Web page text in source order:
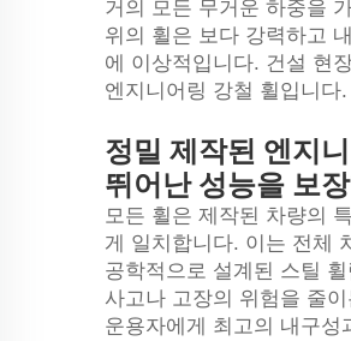
거의 모든 무거운 하중을
위의 휠은 보다 강력하고
에 이상적입니다. 건설 현
엔지니어링 강철 휠입니다.
정밀 제작된 엔지
뛰어난 성능을 보
모든 휠은 제작된 차량의
게 일치합니다. 이는 전체
공학적으로 설계된 스틸 휠
사고나 고장의 위험을 줄
운용자에게 최고의 내구